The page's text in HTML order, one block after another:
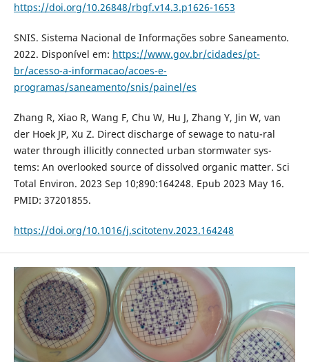
https://doi.org/10.26848/rbgf.v14.3.p1626-1653
SNIS. Sistema Nacional de Informações sobre Saneamento.
2022. Disponível em: https://www.gov.br/cidades/pt-
br/acesso-a-informacao/acoes-e-
programas/saneamento/snis/painel/es
Zhang R, Xiao R, Wang F, Chu W, Hu J, Zhang Y, Jin W, van
der Hoek JP, Xu Z. Direct discharge of sewage to natu-ral
water through illicitly connected urban stormwater sys-
tems: An overlooked source of dissolved organic matter. Sci
Total Environ. 2023 Sep 10;890:164248. Epub 2023 May 16.
PMID: 37201855.
https://doi.org/10.1016/j.scitotenv.2023.164248